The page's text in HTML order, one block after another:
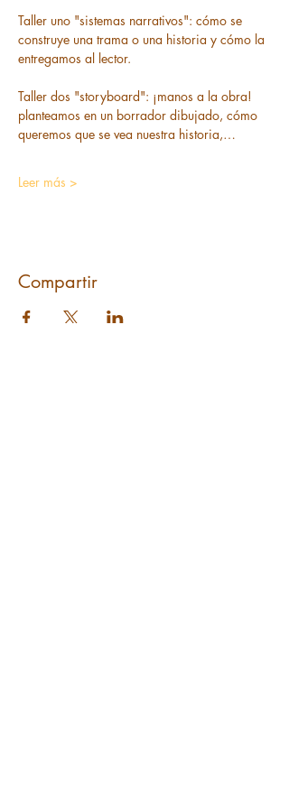
Taller uno "sistemas narrativos": cómo se
construye una trama o una historia y cómo la
entregamos al lector.
Taller dos "storyboard": ¡manos a la obra!
planteamos en un borrador dibujado, cómo
queremos que se vea nuestra historia,…
Leer más >
Compartir